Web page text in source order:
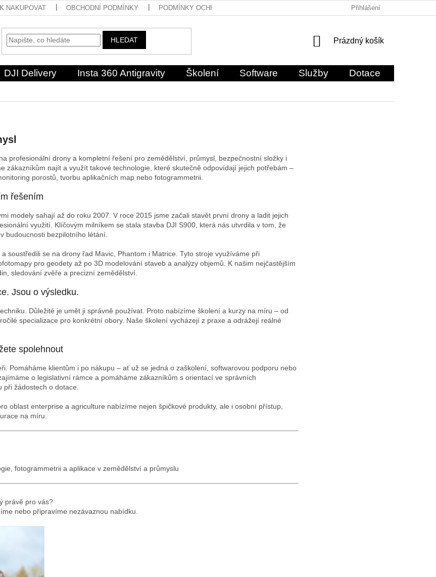
NAKUPOVAT OBCHODNÍ PODMÍNKY PODMÍNKY OCHRANY OSOBNÍCH ÚDAJŮ Přihlášení
HLEDAT
NÁKUPNÍ
Prázdný košík
DJI Delivery Insta 360 Antigravity Školení Software Služby Dotace
profesionální drony a kompletní řešení pro zemědělství, průmysl, bezpečnostní složky i
zákazníkům najít a využít takové technologie, které skutečně odpovídají jejich potřebám –
porostů, tvorbu aplikačních map nebo fotogrammetrii.
řešením
modely sahají až do roku 2007. V roce 2015 jsme začali stavět první drony a ladit jejich
využití. Klíčovým milníkem se stala stavba DJI S900, která nás utvrdila v tom, že
budoucnosti bezpilotního létání.
soustředili se na drony řad Mavic, Phantom i Matrice. Tyto stroje využíváme při
pro geodety až po 3D modelování staveb a analýzy objemů. K našim nejčastějším
sledování zvěře a precizní zemědělství.
Jsou o výsledku.
Důležité je umět ji správně používat. Proto nabízíme školení a kurzy na míru – od
specializace pro konkrétní obory. Naše školení vycházejí z praxe a odrážejí reálné
spolehnout
Pomáháme klientům i po nákupu – ať už se jedná o zaškolení, softwarovou podporu nebo
o legislativní rámce a pomáháme zákazníkům s orientací ve správních
žádostech o dotace.
oblast enterprise a agriculture nabízíme nejen špičkové produkty, ale i osobní přístup,
na míru.
fotogrammetrii a aplikace v zemědělství a průmyslu
právě pro vás?
nebo připravíme nezávaznou nabídku.